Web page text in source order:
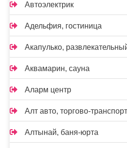
Автоэлектрик
Адельфия, гостиница
Акапулько,
Аквамарин, сауна
Аларм центр
Алт авто, торгово-
Алтынай, баня-юрта